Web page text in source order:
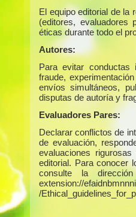
El equipo editorial de la
(editores,
éticas durante todo el
Autores:
Para evitar conductas
fraude,
envíos simultáneos,
disputas de autoría y
Evaluadores Pares:
Declarar conflictos de
de evaluación,
evaluaciones
editorial. Para conocer
consulte la
extension://
/